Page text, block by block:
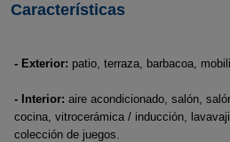
Características
- Exterior: patio, terraza, barbacoa,
- Interior: aire acondicionado, salón,
cocina, vitrocerámica / inducción,
colección de juegos.